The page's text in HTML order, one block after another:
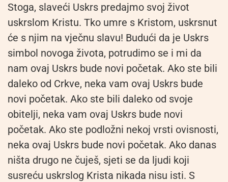
Stoga, slaveći Uskrs predajmo svoj život
uskrslom Kristu. Tko umre s Kristom, uskrsnut
će s njim na vječnu slavu! Budući da je Uskrs
simbol novoga života, potrudimo se i mi da
nam ovaj Uskrs bude novi početak. Ako ste bili
daleko od Crkve, neka vam ovaj Uskrs bude
novi početak. Ako ste bili daleko od svoje
obitelji, neka vam ovaj Uskrs bude novi
početak. Ako ste podložni nekoj vrsti ovisnosti,
neka ovaj Uskrs bude novi početak. Ako danas
ništa drugo ne čuješ, sjeti se da ljudi koji
susreću uskrslog Krista nikada nisu isti. S